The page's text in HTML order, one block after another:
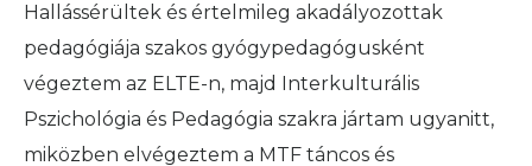
Hallássérültek és értelmileg akadályozottak
pedagógiája szakos gyógypedagógusként
végeztem az ELTE-n, majd Interkulturális
Pszichológia és Pedagógia szakra jártam ugyanitt,
miközben elvégeztem a MTF táncos és